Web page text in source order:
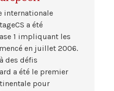
internationale
a été
1 impliquant les
en juillet 2006.
des défis
a été le premier
pour